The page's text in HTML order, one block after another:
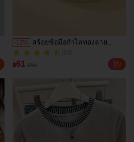
-12%
สร้อยข้อมือกำไลทองลาย
ดอกไม้ดาวหลากสีเคลือบวิน
เทจ, เครื่องประดับแฟชั่น
สำหรับผู้หญิงใส่ในชีวิตประจำ
(24)
200+ ขายแล้ว
฿61